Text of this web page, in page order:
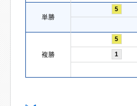
単勝
5
複勝
5
1